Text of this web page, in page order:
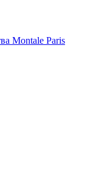
Montale Paris